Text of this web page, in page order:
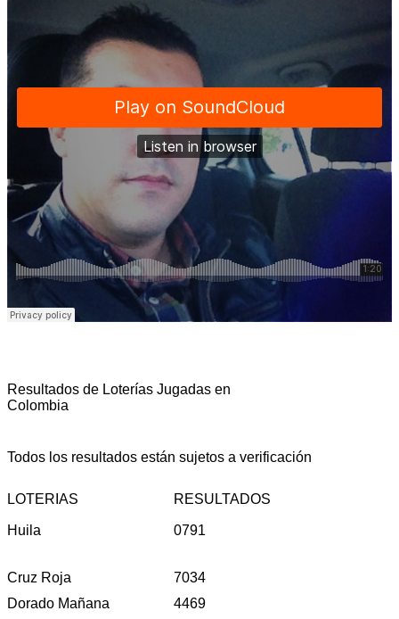
Resultados de Loterías Jugadas en
Colombia
Todos los resultados están sujetos a verificación
LOTERIAS RESULTADOS
Huila 0791
Cruz Roja
7034
Dorado Mañana
4469